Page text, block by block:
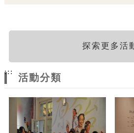
探索更多活
:::
活動分類